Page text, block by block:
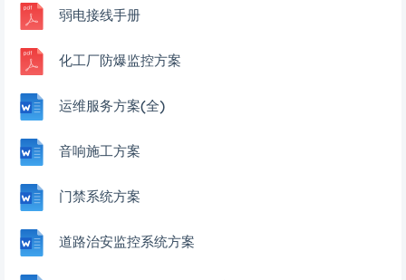
弱电接线手册
化工厂防爆监控方案
运维服务方案(全)
音响施工方案
门禁系统方案
道路治安监控系统方案